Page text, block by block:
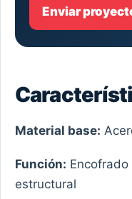
Enviar
Material base:
Función:
estructural